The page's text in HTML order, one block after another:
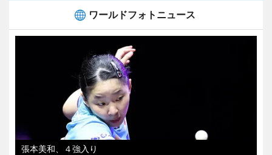
ワールドフォトニュース
張本美和、４強入り